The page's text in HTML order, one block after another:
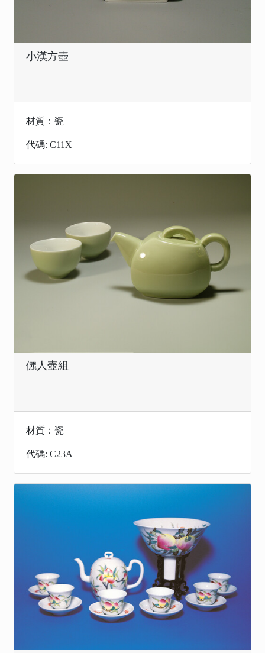
小漢方壺
材質：瓷
代碼: C11X
儷人壺組
材質：瓷
代碼: C23A